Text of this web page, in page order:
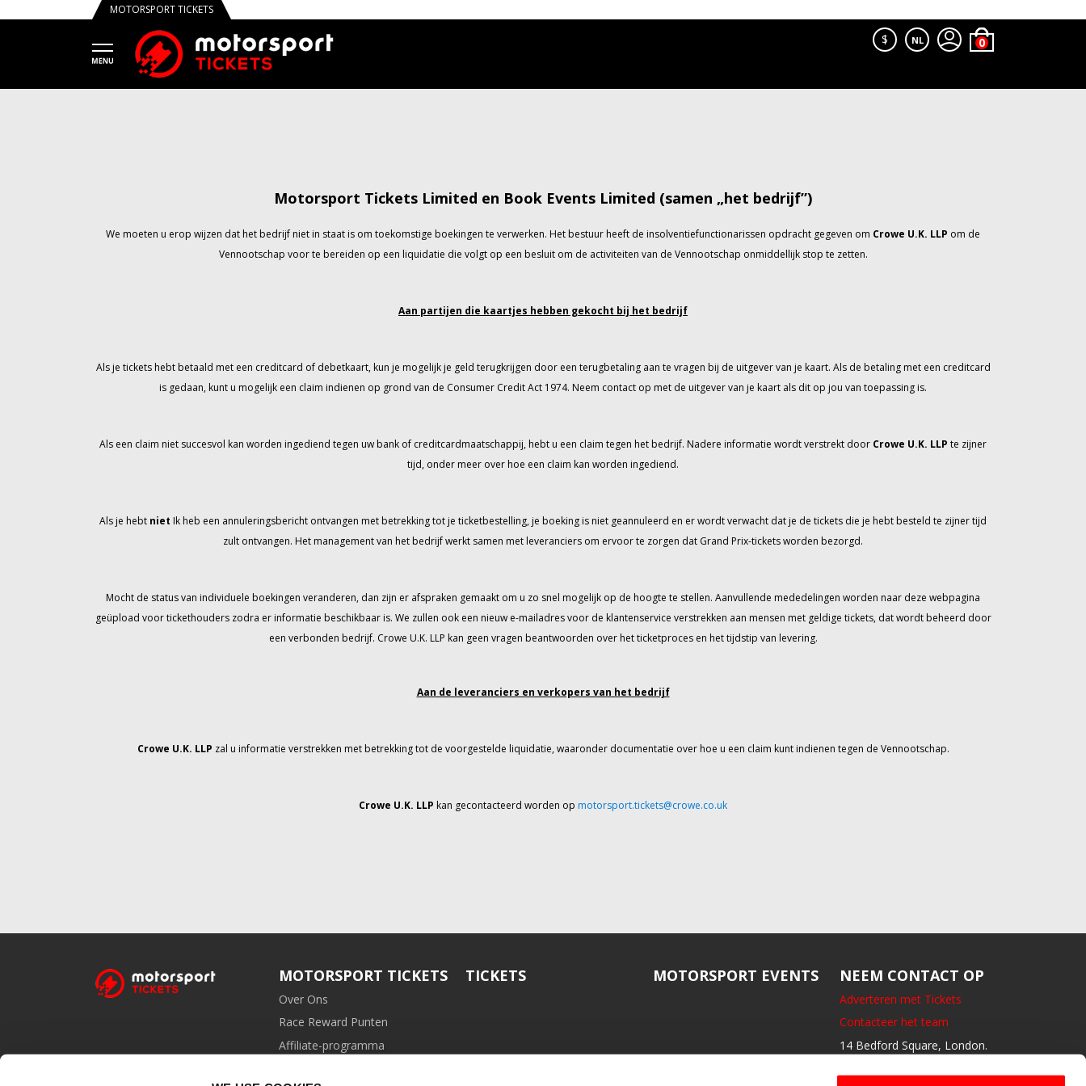
MOTORSPORT TICKETS
$ NL
Motorsport Tickets Limited en Book Events Limited (samen „het bedrijf”)
We moeten u erop wijzen dat het bedrijf niet in staat is om toekomstige boekingen te verwerken. Het bestuur heeft de insolventiefunctionarissen opdracht gegeven om Crowe U.K. LLP om de
Vennootschap voor te bereiden op een liquidatie die volgt op een besluit om de activiteiten van de Vennootschap onmiddellijk stop te zetten.
Aan partijen die kaartjes hebben gekocht bij het bedrijf
Als je tickets hebt betaald met een creditcard of debetkaart, kun je mogelijk je geld terugkrijgen door een terugbetaling aan te vragen bij de uitgever van je kaart. Als de betaling met een creditcard
is gedaan, kunt u mogelijk een claim indienen op grond van de Consumer Credit Act 1974. Neem contact op met de uitgever van je kaart als dit op jou van toepassing is.
Als een claim niet succesvol kan worden ingediend tegen uw bank of creditcardmaatschappij, hebt u een claim tegen het bedrijf. Nadere informatie wordt verstrekt door Crowe U.K. LLP te zijner
tijd, onder meer over hoe een claim kan worden ingediend.
Als je hebt niet Ik heb een annuleringsbericht ontvangen met betrekking tot je ticketbestelling, je boeking is niet geannuleerd en er wordt verwacht dat je de tickets die je hebt besteld te zijner tijd
zult ontvangen. Het management van het bedrijf werkt samen met leveranciers om ervoor te zorgen dat Grand Prix-tickets worden bezorgd.
Mocht de status van individuele boekingen veranderen, dan zijn er afspraken gemaakt om u zo snel mogelijk op de hoogte te stellen. Aanvullende mededelingen worden naar deze webpagina
geüpload voor tickethouders zodra er informatie beschikbaar is. We zullen ook een nieuw e-mailadres voor de klantenservice verstrekken aan mensen met geldige tickets, dat wordt beheerd door
een verbonden bedrijf. Crowe U.K. LLP kan geen vragen beantwoorden over het ticketproces en het tijdstip van levering.
Aan de leveranciers en verkopers van het bedrijf
Crowe U.K. LLP zal u informatie verstrekken met betrekking tot de voorgestelde liquidatie, waaronder documentatie over hoe u een claim kunt indienen tegen de Vennootschap.
Crowe U.K. LLP kan gecontacteerd worden op motorsport.tickets@crowe.co.uk
MOTORSPORT TICKETS
Over Ons
Race Reward Punten
Affiliate-programma
TICKETS MOTORSPORT EVENTS NEEM CONTACT OP
Adverteren met Tickets
Contacteer het team
14 Bedford Square, London.
GB- WC1B3JA